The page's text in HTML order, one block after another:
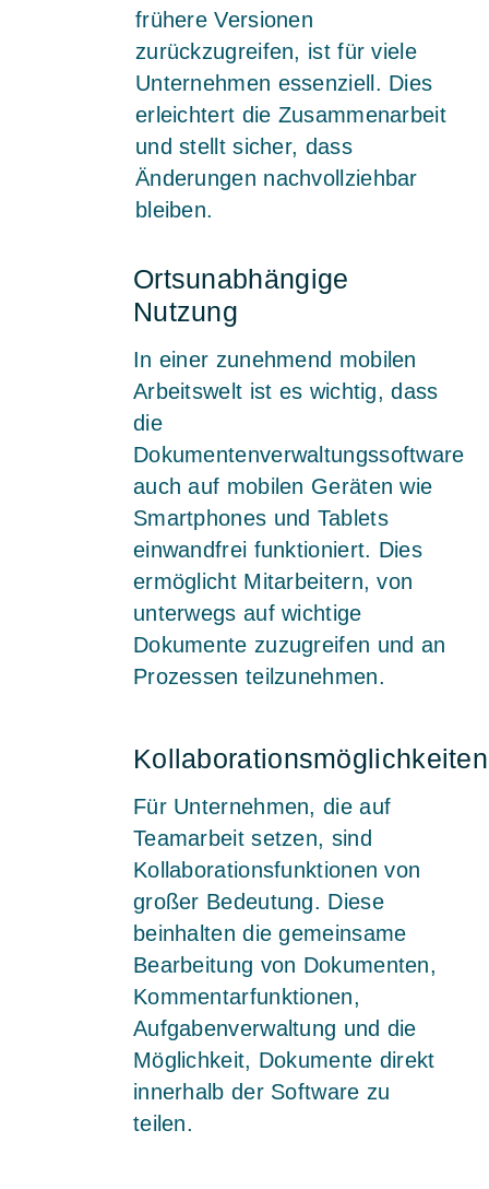
frühere Versionen
zurückzugreifen, ist für viele
Unternehmen essenziell. Dies
erleichtert die Zusammenarbeit
und stellt sicher, dass
Änderungen nachvollziehbar
bleiben.
Ortsunabhängige
Nutzung
In einer zunehmend mobilen
Arbeitswelt ist es wichtig, dass
die
Dokumentenverwaltungssoftware
auch auf mobilen Geräten wie
Smartphones und Tablets
einwandfrei funktioniert. Dies
ermöglicht Mitarbeitern, von
unterwegs auf wichtige
Dokumente zuzugreifen und an
Prozessen teilzunehmen.
Kollaborationsmöglichkeiten
Für Unternehmen, die auf
Teamarbeit setzen, sind
Kollaborationsfunktionen von
großer Bedeutung. Diese
beinhalten die gemeinsame
Bearbeitung von Dokumenten,
Kommentarfunktionen,
Aufgabenverwaltung und die
Möglichkeit, Dokumente direkt
innerhalb der Software zu
teilen.